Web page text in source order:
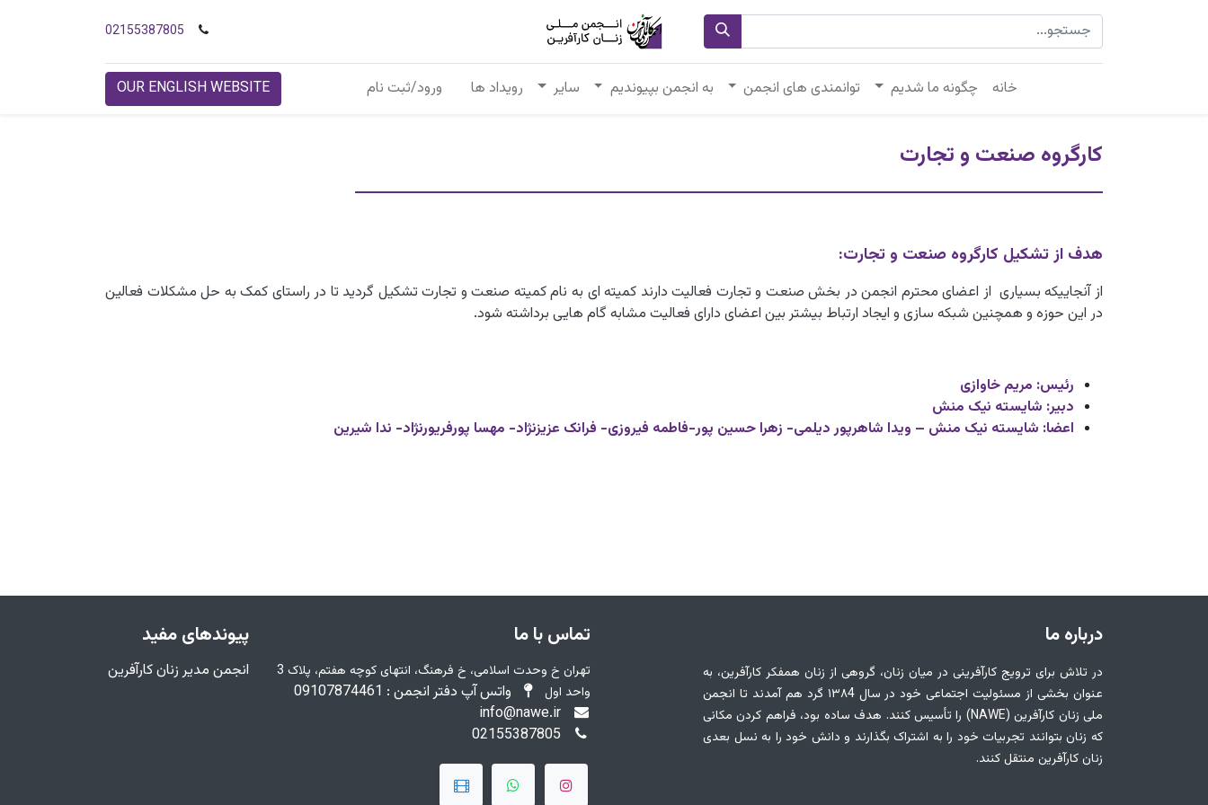
02155387805
خانه چگونه ما شدیم توانمندی های انجمن به انجمن بپیوندیم سایر رویداد ها ورود/ثبت نام OUR ENGLISH WEBSITE
کارگروه صنعت و تجارت
هدف از تشکیل کارگروه صنعت و تجارت:
از آنجاییکه بسیاری از اعضای محترم انجمن در بخش صنعت و تجارت فعالیت دارند کمیته ای به نام کمیته صنعت و تجارت تشکیل گردید تا در راستای کمک به حل مشکلات فعالین
در این حوزه و همچنین شبکه سازی و ایجاد ارتباط بیشتر بین اعضای دارای فعالیت مشابه گام هایی برداشته شود.
رئیس: مریم خاوازی
دبیر: شایسته نیک منش
اعضا: شایسته نیک منش – ویدا شاهرپور دیلمی- زهرا حسين پور-فاطمه فیروزی- فرانک عزیزنژاد- مهسا پورفریورنژاد- ندا شیرین
درباره ما
در تلاش برای ترویج کارآفرینی در میان زنان، گروهی از زنان همفکر کارآفرین، به
عنوان بخشی از مسئولیت اجتماعی خود در سال ۱۳۸4 گرد هم آمدند تا انجمن
ملی زنان کارآفرین (NAWE) را تأسیس کنند. هدف ساده بود، فراهم کردن مکانی
که زنان بتوانند تجربیات خود را به اشتراک بگذارند و دانش خود را به نسل بعدی
زنان کارآفرین منتقل کنند.
تماس با ما
تهران خ وحدت اسلامی، خ فرهنگ، انتهای کوچه هفتم، پلاک 3
واحد اول
واتس آپ دفتر انجمن : 09107874461
info@nawe.ir
02155387805
پیوندهای مفید
انجمن مدیر زنان کارآفرین